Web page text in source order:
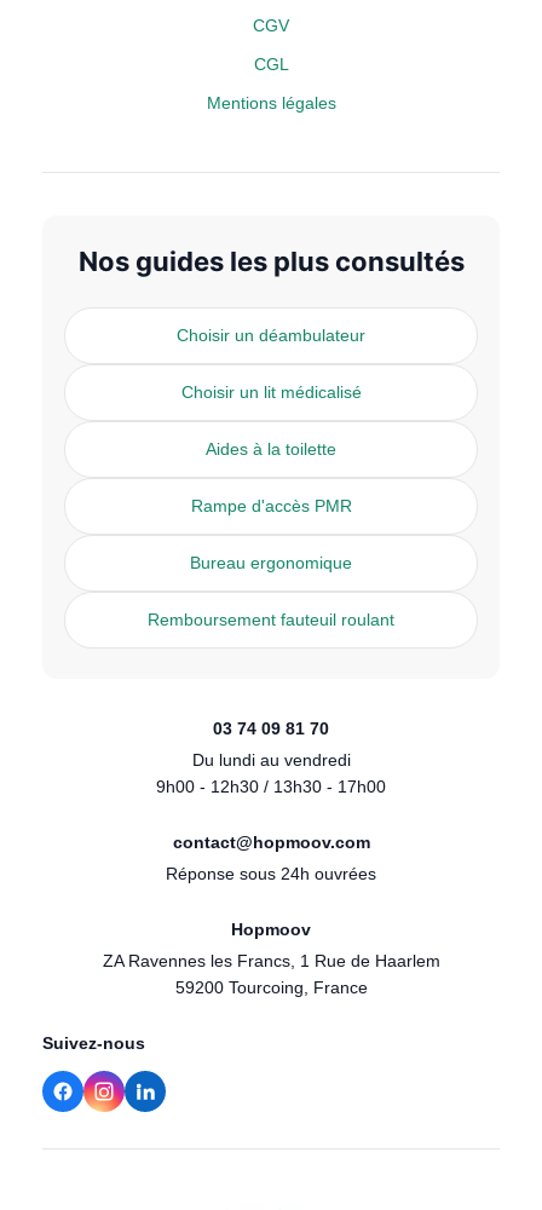
CGV
CGL
Mentions légales
Nos guides les plus consultés
Choisir un déambulateur
Choisir un lit médicalisé
Aides à la toilette
Rampe d'accès PMR
Bureau ergonomique
Remboursement fauteuil roulant
03 74 09 81 70
Du lundi au vendredi
9h00 - 12h30 / 13h30 - 17h00
contact@hopmoov.com
Réponse sous 24h ouvrées
Hopmoov
ZA Ravennes les Francs, 1 Rue de Haarlem
59200 Tourcoing, France
Suivez-nous